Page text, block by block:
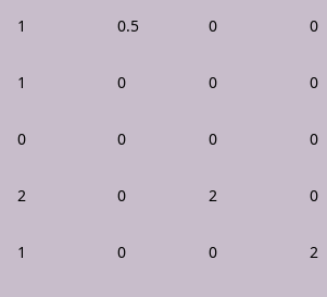
1 0.5 0 0
1 0 0 0
0 0 0 0
2 0 2 0
1 0 0 2